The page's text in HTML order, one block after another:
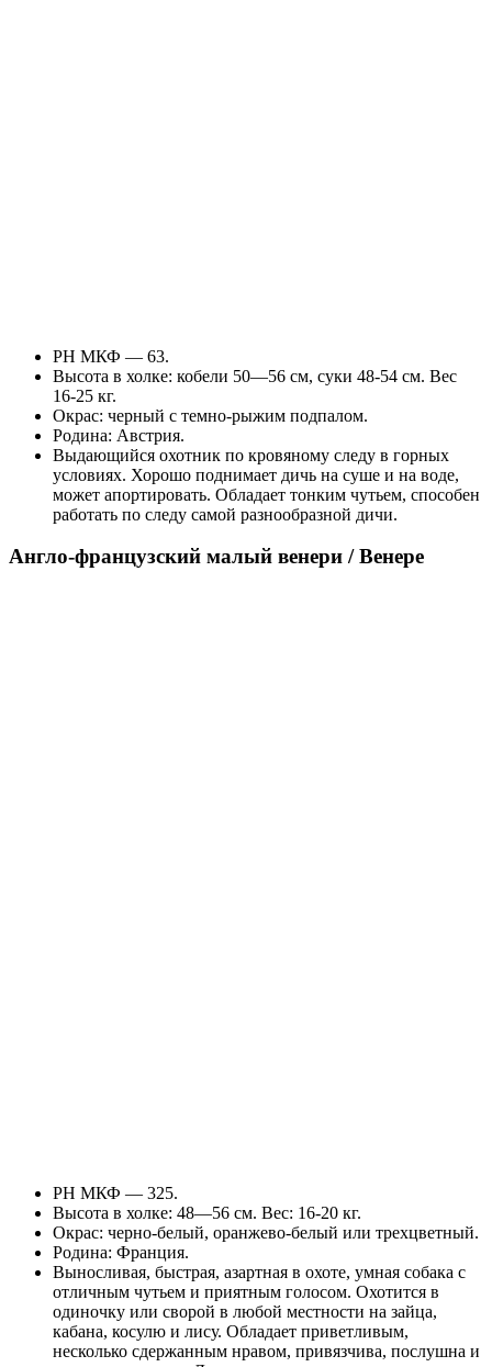
РН МКФ — 63.
Высота в холке: кобели 50—56 см, суки 48-54 см. Вес
16-25 кг.
Окрас: черный с темно-рыжим подпалом.
Родина: Австрия.
Выдающийся охотник по кровяному следу в горных
условиях. Хорошо поднимает дичь на суше и на воде,
может апортировать. Обладает тонким чутьем, способен
работать по следу самой разнообразной дичи.
Англо-французский малый венери / Венере
РН МКФ — 325.
Высота в холке: 48—56 см. Вес: 16-20 кг.
Окрас: черно-белый, оранжево-белый или трехцветный.
Родина: Франция.
Выносливая, быстрая, азартная в охоте, умная собака с
отличным чутьем и приятным голосом. Охотится в
одиночку или сворой в любой местности на зайца,
кабана, косулю и лису. Обладает приветливым,
несколько сдержанным нравом, привязчива, послушна и